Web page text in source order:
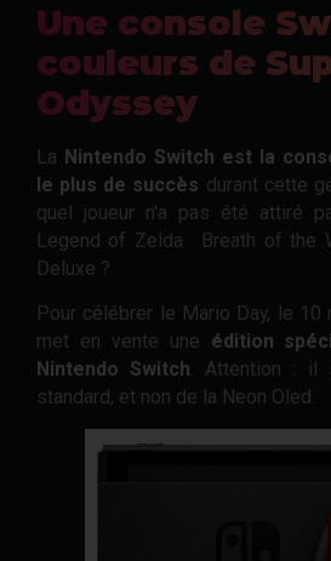
Une console
couleurs de
Odyssey
La Nintendo Switch est la
le plus de succès durant cette
quel joueur n'a pas été attiré
Legend of Zelda : Breath of the
Deluxe ?
Pour célébrer le Mario Day, le 10
met en vente une édition
Nintendo Switch. Attention : il
standard, et non de la Neon Oled.